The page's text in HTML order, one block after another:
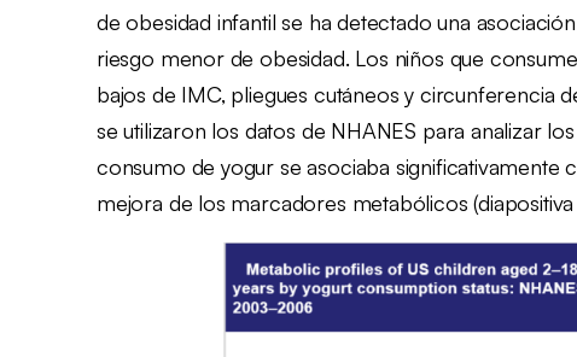
de obesidad infantil se ha detectado una
riesgo menor de obesidad. Los niños que
bajos de IMC, pliegues cutáneos y circunferencia
se utilizaron los datos de NHANES para analizar
consumo de yogur se asociaba
mejora de los marcadores metabólicos (diapositiva